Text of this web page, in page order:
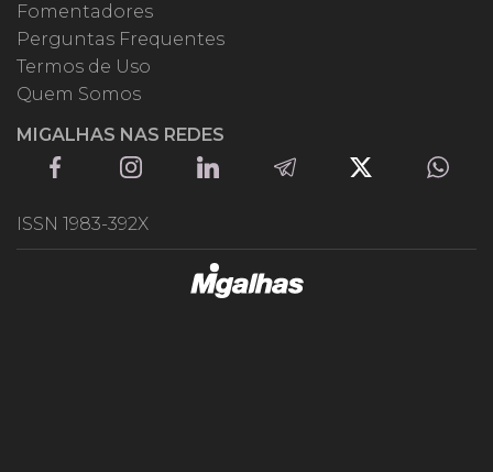
Fomentadores
Perguntas Frequentes
Termos de Uso
Quem Somos
MIGALHAS NAS REDES
ISSN 1983-392X